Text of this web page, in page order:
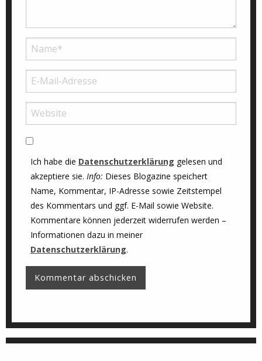
Ich habe die Datenschutzerklärung gelesen und
akzeptiere sie. Info: Dieses Blogazine speichert
Name, Kommentar, IP-Adresse sowie Zeitstempel
des Kommentars und ggf. E-Mail sowie Website.
Kommentare können jederzeit widerrufen werden –
Informationen dazu in meiner
Datenschutzerklärung.